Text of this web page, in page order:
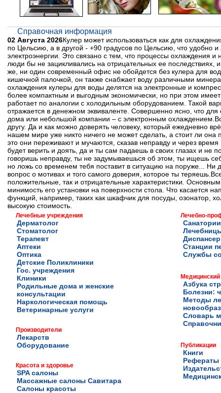
Справочная информация
02 Августа 2026Кулер может использоваться как для
по Цельсию, а в другой - +90 градусов по Цельсию, что удобно
электроэнергии. Это связано с тем, что процессы охлаждения
люди бы не зацикливались на отрицательных ее последствиях,
же, ни один современный офис не обойдется без кулера для
кишечной палочкой, он также снабжает воду различными
охлаждения кулеры для воды делятся на электронные и
более компактным и выгодным экономически, но при этом
работает по аналогии с холодильным оборудованием. Такой
отражается в денежном эквиваленте. Совершенно ясно, что
дома или небольшой компании – с электронным
другу. Да и как можно доверять человеку, который ежедневно
нашем мире уже никто ничего не может сделать, а стоит ли
это они переживают и мучаются, сказав неправду и через
будет верить и доять, да и ты сам падаешь в своих глазах и не
говоришь неправду, ты не задумываешься об этом, ты ищешь
но ложь со временем тебя поставит в ситуацию на поруже... Ни
вопрос о мотивах и того самого доверия, которое ты
положительные, так и отрицательные характеристики.
минимость его установки на поверхности стола. Что касается
функций, например, таких как шкафчик для посуды, озонатор,
высокую стоимость.
Лечебные учреждения
Дерматолог
Стоматолог
Терапевт
Аптеки
Оптика
Детские Поликлиники
Гос. учреждения
Клиники
Родильные дома и женские
консультации
Наркологическая помощь
Ветеринарные услуги
Производители
Лекарств
Оборудование
Красота и здоровье
SPA салоны
Массажные салоны Савитара
Салоны красоты
Лечебно-
Станции
Службы
Медицинский
Азбука
Болезни:
Методы
Словарь
Публикации
Книги
Рефераты